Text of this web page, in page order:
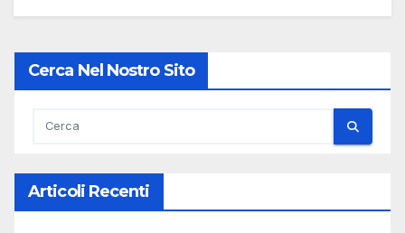
Cerca Nel Nostro Sito
Articoli Recenti